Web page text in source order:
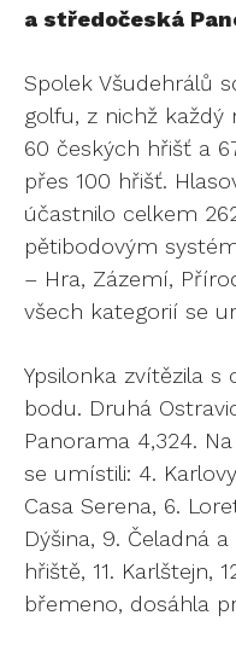
a středočeská
Spolek Všudehrálů
golfu, z nichž
60 českých hřišť a
přes 100 hřišť.
účastnilo celkem
pětibodovým
– Hra, Zázemí,
všech kategorií se
Ypsilonka zvítězila
bodu. Druhá
Panorama 4,324.
se umístili: 4.
Casa Serena, 6.
Dýšina, 9. Čeladná
hřiště, 11. Karlštejn,
břemeno, dosáhla